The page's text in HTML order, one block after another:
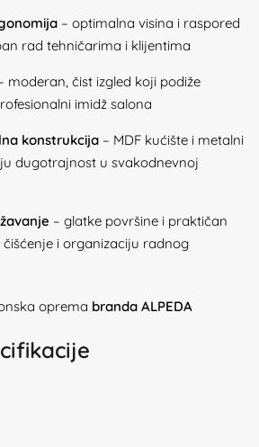
– optimalna visina i raspored
rad tehničarima i klijentima
moderan, čist izgled koji podiže
imidž salona
konstrukcija – MDF kućište i metalni
dugotrajnost u svakodnevnoj
– glatke površine i praktičan
i organizaciju radnog
oprema branda ALPEDA